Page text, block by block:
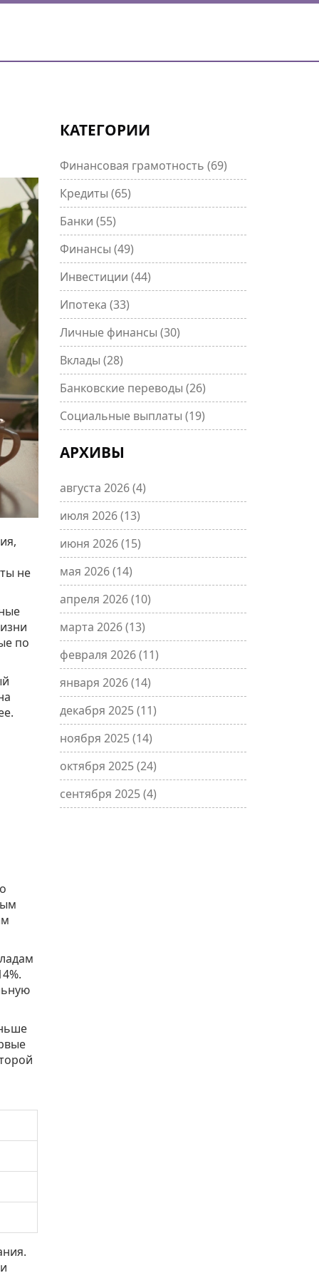
не
по
КАТЕГОРИИ
Финансовая грамотность (69)
Кредиты (65)
Банки (55)
Финансы (49)
Инвестиции (44)
Ипотека (33)
Личные финансы (30)
Вклады (28)
Банковские переводы (26)
Социальные выплаты (19)
АРХИВЫ
августа 2026(4)
июля 2026(13)
июня 2026(15)
мая 2026(14)
апреля 2026(10)
марта 2026(13)
февраля 2026(11)
января 2026(14)
декабря 2025(11)
ноября 2025(14)
октября 2025(24)
сентября 2025(4)